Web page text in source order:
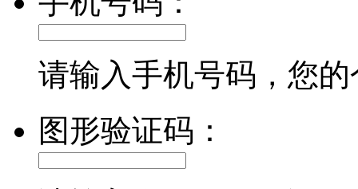
请输入手机号码，您
图形验证码：